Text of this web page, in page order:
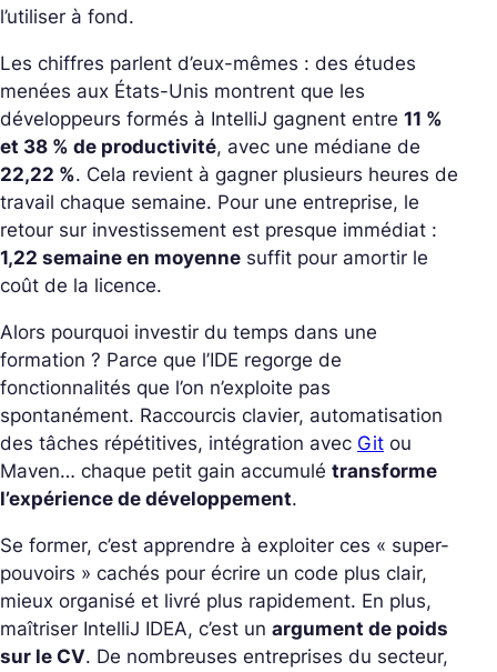
l’utiliser à fond.
Les chiffres parlent d’eux-mêmes : des études
menées aux États-Unis montrent que les
développeurs formés à IntelliJ gagnent entre 11 %
et 38 % de productivité, avec une médiane de
22,22 %. Cela revient à gagner plusieurs heures de
travail chaque semaine. Pour une entreprise, le
retour sur investissement est presque immédiat :
1,22 semaine en moyenne suffit pour amortir le
coût de la licence.
Alors pourquoi investir du temps dans une
formation ? Parce que l’IDE regorge de
fonctionnalités que l’on n’exploite pas
spontanément. Raccourcis clavier, automatisation
des tâches répétitives, intégration avec Git ou
Maven… chaque petit gain accumulé transforme
l’expérience de développement.
Se former, c’est apprendre à exploiter ces « super-
pouvoirs » cachés pour écrire un code plus clair,
mieux organisé et livré plus rapidement. En plus,
maîtriser IntelliJ IDEA, c’est un argument de poids
sur le CV. De nombreuses entreprises du secteur,